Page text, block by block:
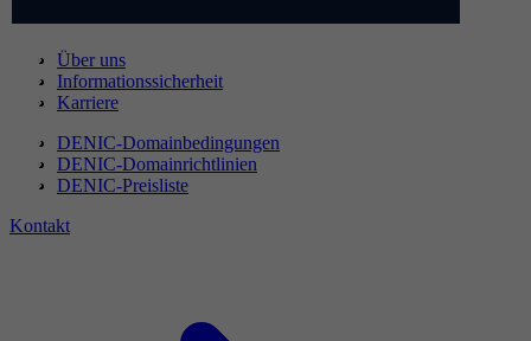
Über uns
Informationssicherheit
Karriere
DENIC-Domainbedingungen
DENIC-Domainrichtlinien
DENIC-Preisliste
Kontakt